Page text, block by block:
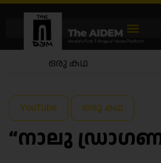
ഒരു കഥ
YouTube ഒരു കഥ
“നാലു